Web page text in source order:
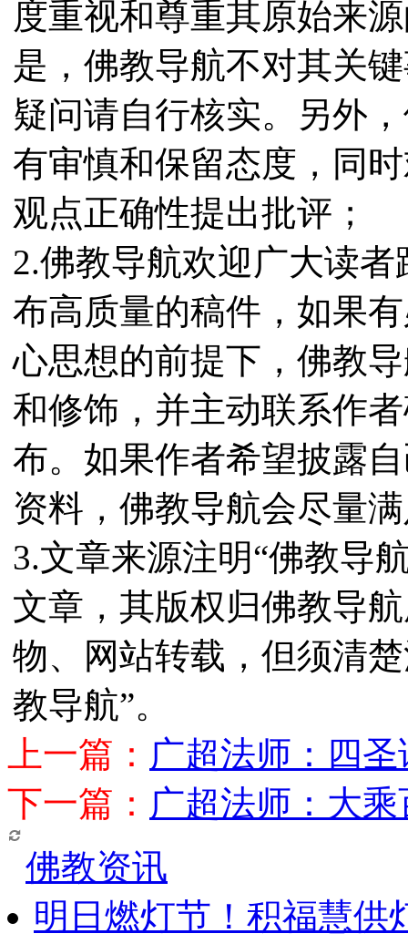
度重视和尊重其原始来
是，佛教导航不对其关
疑问请自行核实。另外
有审慎和保留态度，同
观点正确性提出批评；
2.佛教导航欢迎广大读
布高质量的稿件，如果
心思想的前提下，佛教
和修饰，并主动联系作
布。如果作者希望披露
资料，佛教导航会尽量
3.文章来源注明“佛教导
文章，其版权归佛教导
物、网站转载，但须清
教导航”。
上一篇： 广超法师：四
下一篇： 广超法师：大
佛教资讯
明日燃灯节！积福慧供